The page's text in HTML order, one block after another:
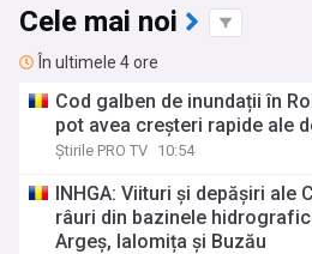
Cele mai noi
În ultimele 4 ore
Cod galben de inundații în
pot avea creșteri rapide ale
Știrile PRO TV 10:54
INHGA: Viituri și depășiri ale
râuri din bazinele
Argeș, Ialomița și Buzău